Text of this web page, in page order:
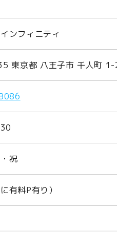
ンフィニティ
東京都 八王子市 千人町
祝
有料P有り）